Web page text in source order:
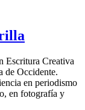
Escritura Creativa
de Occidente.
en periodismo
en fotografía y